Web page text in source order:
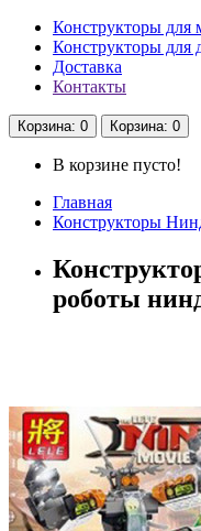
Конструкторы для
Конструкторы для
Доставка
Контакты
Корзина: 0 Корзина: 0
В корзине пусто!
Главная
Конструкторы
роботы